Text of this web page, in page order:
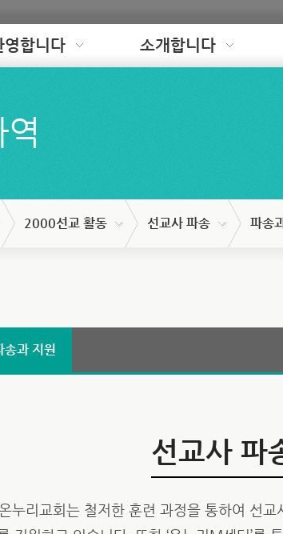
영합니다 소개합니다
2000선교 활동 선교사 파송 파송
송과 지원
선교사 파
누리교회는 철저한 훈련 과정을 통하여 선